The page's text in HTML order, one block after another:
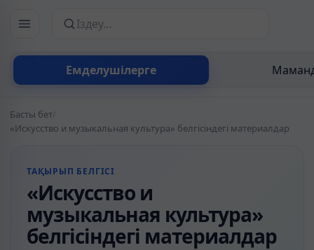
Емделушілерге
Сайттан іздеу
Басты бет/
«Искусство и музыкальная культура» белгісіндегі материалдар
ТАҚЫРЫП БЕЛГІСІ
«Искусство и
музыкальная культура»
белгісіндегі материалдар